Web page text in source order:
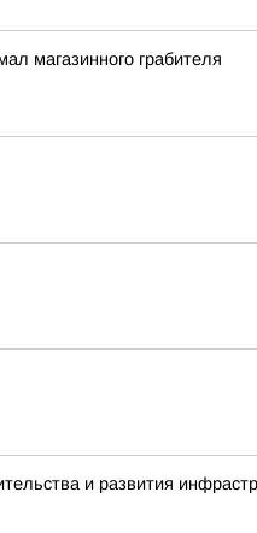
магазинного грабителя
и развития